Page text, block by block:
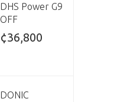
DHS Power G9
OFF
¢36,800
DONIC